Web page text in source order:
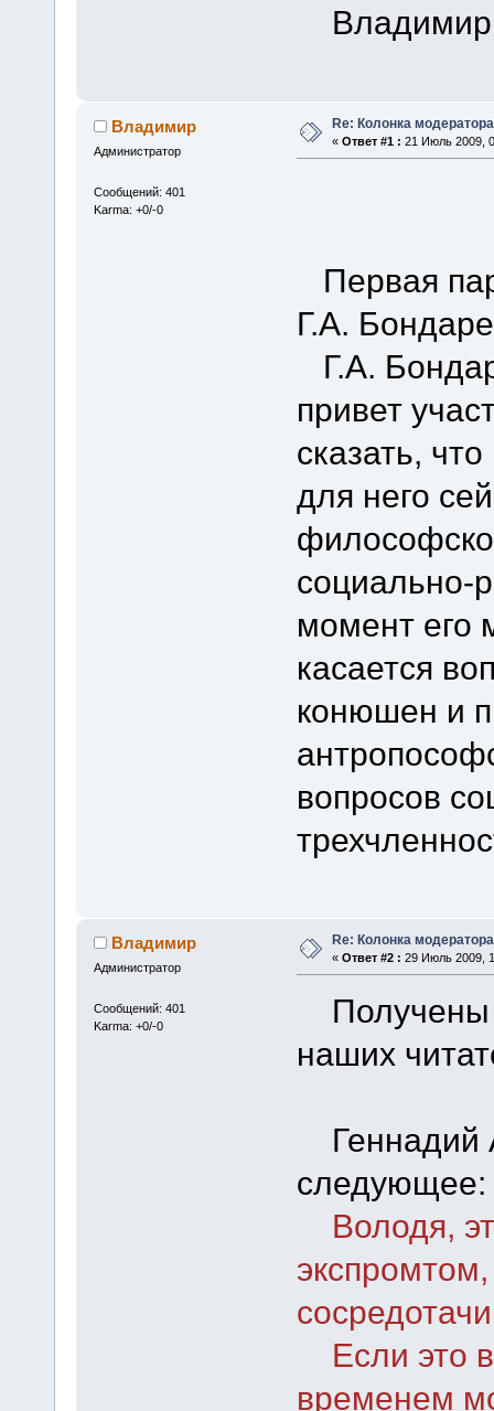
Владимир
Владимир
Администратор
Сообщений: 401
Karma: +0/-0
Re: Колонка модератора
« Ответ #1 : 21 Июль 2009,
Первая
Г.А.
Г.А.
привет
сказать,
для него
социально-
момент его
касается
конюшен и
вопросов
Владимир
Администратор
Сообщений: 401
Karma: +0/-0
Re: Колонка модератора
« Ответ #2 : 29 Июль 2009,
Получены
наших
Геннадий
следующее:
Володя,
Если это
временем